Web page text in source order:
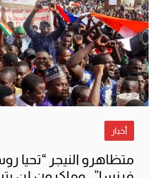
أخبار
متظاهرو النيجر “تحيا